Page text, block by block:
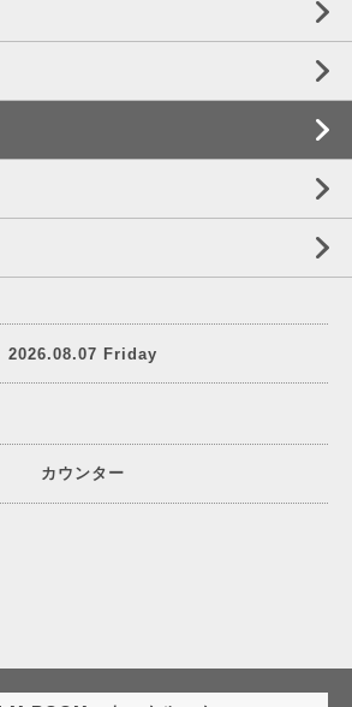
2026.08.07 Friday
カウンター